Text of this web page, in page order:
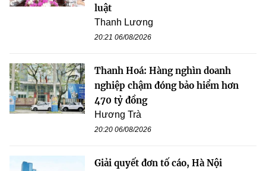
luật
Thanh Lương
20:21 06/08/2026
Thanh Hoá: Hàng nghìn doanh
nghiệp chậm đóng bảo hiểm hơn
470 tỷ đồng
Hương Trà
20:20 06/08/2026
Giải quyết đơn tố cáo, Hà Nội